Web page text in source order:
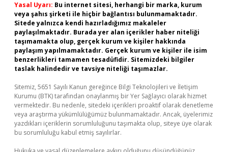
Yasal Uyarı: Bu internet sitesi, herhangi bir marka, kurum
veya şahıs şirketi ile hiçbir bağlantısı bulunmamaktadır.
Sitede yalnızca kendi hazırladığımız makaleler
paylaşılmaktadır. Burada yer alan içerikler haber niteliği
taşımamakta olup, gerçek kurum ve kişiler hakkında
paylaşım yapılmamaktadır. Gerçek kurum ve kişiler ile isim
benzerlikleri tamamen tesadüfidir. Sitemizdeki bilgiler
taslak halindedir ve tavsiye niteliği taşımazlar.
Sitemiz, 5651 Sayılı Kanun gereğince Bilgi Teknolojileri ve İletişim
Kurumu (BTK) tarafından onaylanmış bir Yer Sağlayıcı olarak hizmet
vermektedir. Bu nedenle, sitedeki içerikleri proaktif olarak denetleme
veya araştırma yükümlülüğümüz bulunmamaktadır. Ancak, üyelerimiz
yazdıkları içeriklerin sorumluluğunu taşımakta olup, siteye üye olarak
bu sorumluluğu kabul etmiş sayılırlar.